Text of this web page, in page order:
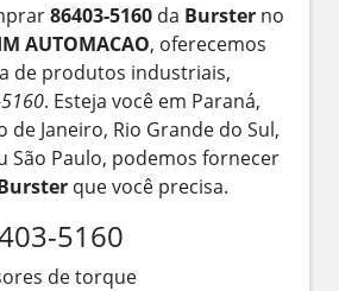
86403-5160 da Burster no
AUTOMACAO, oferecemos
de produtos industriais,
. Esteja você em Paraná,
de Janeiro, Rio Grande do Sul,
São Paulo, podemos fornecer
que você precisa.
5160
de torque